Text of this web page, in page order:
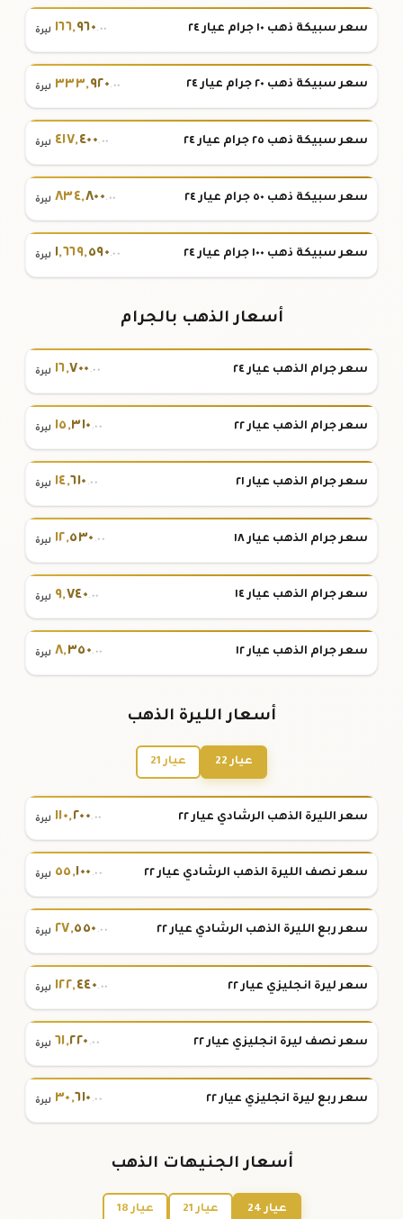
سعر سبيكة ذهب ١٠ جرام عيار ٢٤ ١٦٦,٩٦٠.٠٠ ليرة
سعر سبيكة ذهب ٢٠ جرام عيار ٢٤ ٣٣٣,٩٢٠.٠٠ ليرة
سعر سبيكة ذهب ٢٥ جرام عيار ٢٤ ٤١٧,٤٠٠.٠٠ ليرة
سعر سبيكة ذهب ٥٠ جرام عيار ٢٤ ٨٣٤,٨٠٠.٠٠ ليرة
سعر سبيكة ذهب ١٠٠ جرام عيار ٢٤ ١, ٦٦٩,٥٩٠.٠٠ ليرة
أسعار الذهب بالجرام
سعر جرام الذهب عيار ٢٤ ١٦,٧٠٠ .٠٠ ليرة
سعر جرام الذهب عيار ٢٢ ١٥,٣١٠ .٠٠ ليرة
سعر جرام الذهب عيار ٢١ ١٤,٦١٠ .٠٠ ليرة
سعر جرام الذهب عيار ١٨ ١٢,٥٣٠ .٠٠ ليرة
سعر جرام الذهب عيار ١٤ ٩,٧٤٠.٠٠ ليرة
سعر جرام الذهب عيار ١٢ ٨,٣٥٠.٠٠ ليرة
أسعار الليرة الذهب
عيار 22 عيار 21
سعر الليرة الذهب الرشادي عيار ٢٢ ١١٠,٢٠٠.٠٠ ليرة
سعر نصف الليرة الذهب الرشادي عيار ٢٢ ٥٥,١٠٠ .٠٠ ليرة
سعر ربع الليرة الذهب الرشادي عيار ٢٢ ٢٧,٥٥٠ .٠٠ ليرة
سعر ليرة انجليزي عيار ٢٢ ١٢٢,٤٤٠.٠٠ ليرة
سعر نصف ليرة انجليزي عيار ٢٢ ٦١,٢٢٠ .٠٠ ليرة
سعر ربع ليرة انجليزي عيار ٢٢ ٣٠,٦١٠ .٠٠ ليرة
أسعار الجنيهات الذهب
عيار 24 عيار 21 عيار 18